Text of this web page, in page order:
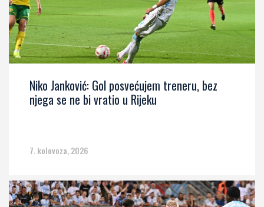
Niko Janković: Gol posvećujem treneru, bez
njega se ne bi vratio u Rijeku
7. kolovoza, 2026